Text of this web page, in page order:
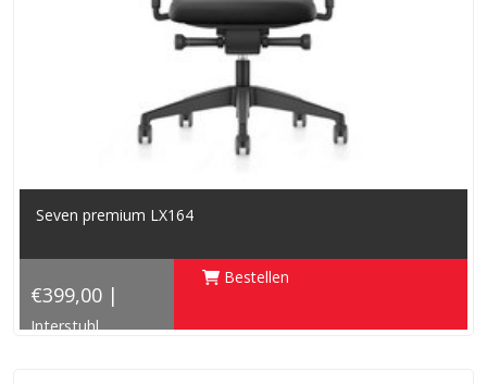
Seven premium LX164
€399,00 |
Interstuhl
Bestellen